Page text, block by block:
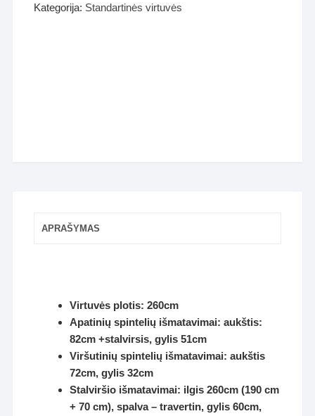
Kategorija: Standartinės virtuvės
APRAŠYMAS
Virtuvės plotis: 260cm
Apatinių spintelių išmatavimai: aukštis:
82cm +stalvirsis, gylis 51cm
Viršutinių spintelių išmatavimai: aukštis
72cm, gylis 32cm
Stalviršio išmatavimai: ilgis 260cm (190 cm
+ 70 cm), spalva – travertin, gylis 60cm,